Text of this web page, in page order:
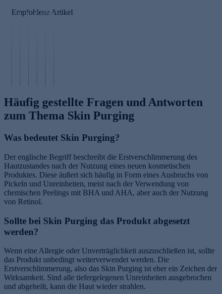
Empfohlene Artikel
s
r
r P a
Häufig gestellte Fragen und Antworten
zum Thema Skin Purging
Was bedeutet Skin Purging?
Der englische Begriff beschreibt die Erstverschlimmerung des
Hautzustandes nach der Nutzung eines neuen kosmetischen
Produktes. Diese äußert sich häufig in Form eines Ausbruchs von
Pickeln und Unreinheiten, meist nach der Verwendung von
chemischen Peelings mit BHA und AHA, aber auch der Nutzung
von Retinol.
Sollte bei Skin Purging das Produkt abgesetzt
werden?
Wenn eine Allergie oder Unverträglichkeit auszuschließen ist, sollte
das Produkt unbedingt weiterverwendet werden. Die
Erstverschlimmerung, also das Skin Purging ist eher ein Zeichen der
Wirksamkeit. Sind alle tiefergelegenen Unreinheiten ausgebrochen
und abgeheilt, kann die Haut wieder strahlen.